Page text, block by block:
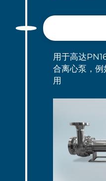
用于高达
合离心泵，
用